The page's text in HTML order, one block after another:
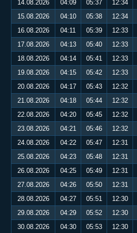
14.08.2026
04:09 05:37 12:34
15.08.2026
04:10 05:38 12:34
16.08.2026
04:11 05:39 12:33
17.08.2026
04:13 05:40 12:33
18.08.2026
04:14 05:41 12:33
19.08.2026
04:15 05:42 12:33
20.08.2026
04:17 05:43 12:32
21.08.2026
04:18 05:44 12:32
22.08.2026
04:20 05:45 12:32
23.08.2026
04:21 05:46 12:32
24.08.2026
04:22 05:47 12:31
25.08.2026
04:23 05:48 12:31
26.08.2026
04:25 05:49 12:31
27.08.2026
04:26 05:50 12:31
28.08.2026
04:27 05:51 12:30
29.08.2026
04:29 05:52 12:30
30.08.2026
04:30 05:53 12:30